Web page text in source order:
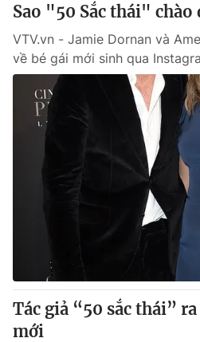
Sao "50 Sắc thái" chào
VTV.vn - Jamie Dornan và
về bé gái mới sinh qua
Tác giả “50 sắc thái”
mới